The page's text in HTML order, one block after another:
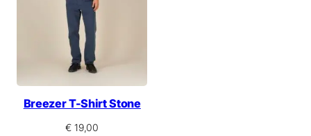
Breezer T-Shirt Stone
€ 19,00